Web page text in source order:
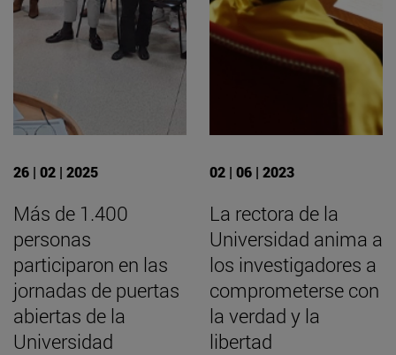
26 | 02 | 2025
Más de 1.400
personas
participaron en las
jornadas de puertas
abiertas de la
Universidad
02 | 06 | 2023
La rectora de la
Universidad anima a
los investigadores a
comprometerse con
la verdad y la
libertad